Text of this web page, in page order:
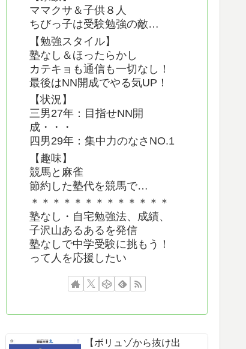
ママクサ＆子供８人
ちびっ子は受験勉強の敵…
【勉強スタイル】
塾なし＆ほったらかし
カテキョも通信も一切なし！
最後はNN開成でやる気UP！
【状況】
三男27年：目指せNN開
成・・・
四男29年：集中力のなさNO.1
【趣味】
競馬と麻雀
節約した塾代を競馬で…
＊＊＊＊＊＊＊＊＊＊＊＊＊
塾なし・自宅勉強法、成績、
子沢山あるあるを発信
塾なしで中学受験に挑もう！
って人を応援したい
【ボリュゾから抜け出